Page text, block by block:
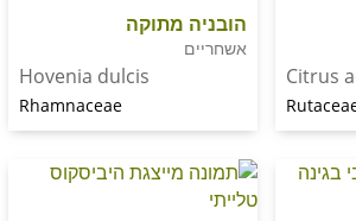
הובניה מתוקה
Hovenia dulcis
Rhamnaceae